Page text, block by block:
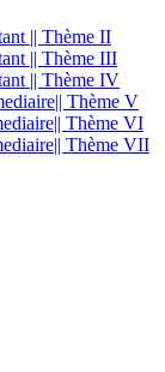
|| Thème II
|| Thème III
|| Thème IV
Thème V
Thème VI
Thème VII